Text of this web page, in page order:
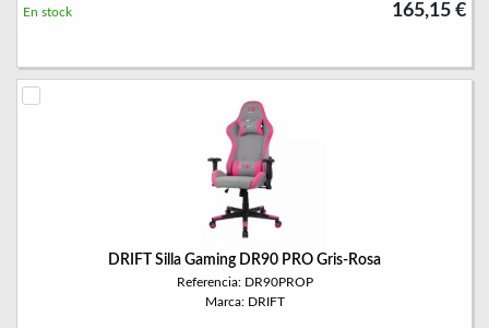
165,15 €
En stock
DRIFT Silla Gaming DR90 PRO Gris-Rosa
Referencia: DR90PROP
Marca: DRIFT